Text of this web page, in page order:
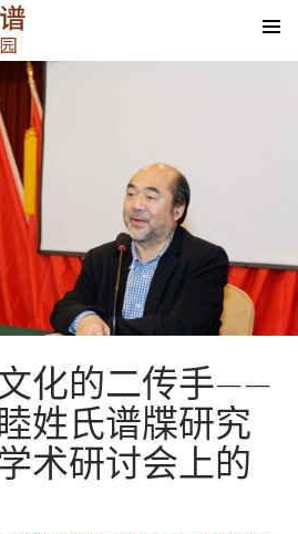
化的二传手——
姓氏谱牒研究
术研讨会上的